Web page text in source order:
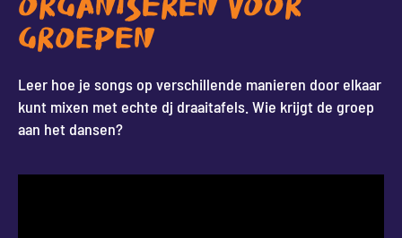
ORGANISEREN VOOR
GROEPEN
Leer hoe je songs op verschillende manieren door elkaar
kunt mixen met echte dj draaitafels. Wie krijgt de groep
aan het dansen?